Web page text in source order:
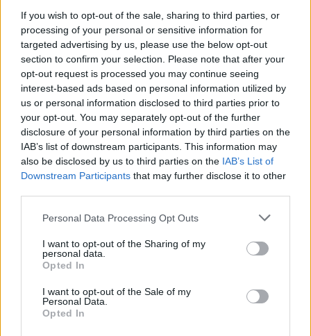
If you wish to opt-out of the sale, sharing to third parties, or
processing of your personal or sensitive information for
targeted advertising by us, please use the below opt-out
section to confirm your selection. Please note that after your
opt-out request is processed you may continue seeing
interest-based ads based on personal information utilized by
us or personal information disclosed to third parties prior to
your opt-out. You may separately opt-out of the further
disclosure of your personal information by third parties on the
IAB’s list of downstream participants. This information may
also be disclosed by us to third parties on the IAB’s List of
Downstream Participants that may further disclose it to other
Personal Data Processing Opt Outs
I want to opt-out of the Sharing of my
personal data.
Opted In
I want to opt-out of the Sale of my
Personal Data.
Opted In
00:03:38
Vilniaus savivaldybė atsisako rusų kalbos paslaugų:
pokyčiai laukia ir mokyklose
Visi įrašai
Žiūrimiausi įrašai
00:00:30
Vaizdai iš tragiškos avarijos Vilniaus r.: dviejų moterų ir
vaiko gyvybių išgelbėti nepavyko
Žinios | Lietuvos diena